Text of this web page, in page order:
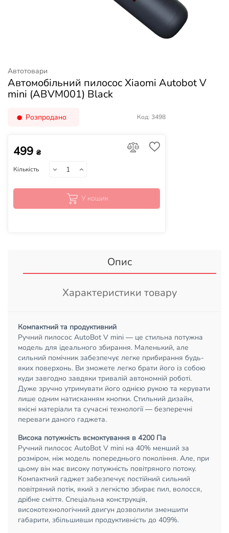
Автотовари
Автомобільний пилосос Xiaomi Autobot V
mini (ABVM001) Black
Розпродано Код: 3498
499 ₴
Кількість
У кошик
Опис
Характеристики товару
Компактний та продуктивний
Ручний пилосос AutoBot V mini — це стильна потужна
модель для ідеального збирання. Маленький, але
сильний помічник забезпечує легке прибирання будь-
яких поверхонь. Ви зможете легко брати його із собою
куди завгодно завдяки тривалій автономній роботі.
Дуже зручно утримувати його однією рукою та керувати
лише одним натисканням кнопки. Стильний дизайн,
якісні матеріали та сучасні технології — безперечні
переваги даного гаджета.
Висока потужність всмоктування в 4200 Па
Ручний пилосос AutoBot V mini на 40% менший за
розміром, ніж модель попереднього покоління. Але, при
цьому він має високу потужність повітряного потоку.
Компактний гаджет забезпечує постійний сильний
повітряний потік, який з легкістю збирає пил, волосся,
дрібне сміття. Спеціальна конструкція,
високотехнологічний двигун дозволили зменшити
габарити, збільшивши продуктивність до 409%.